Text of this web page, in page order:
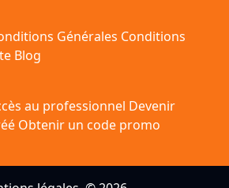
Générales Conditions
Blog
au professionnel Devenir
Obtenir un code promo